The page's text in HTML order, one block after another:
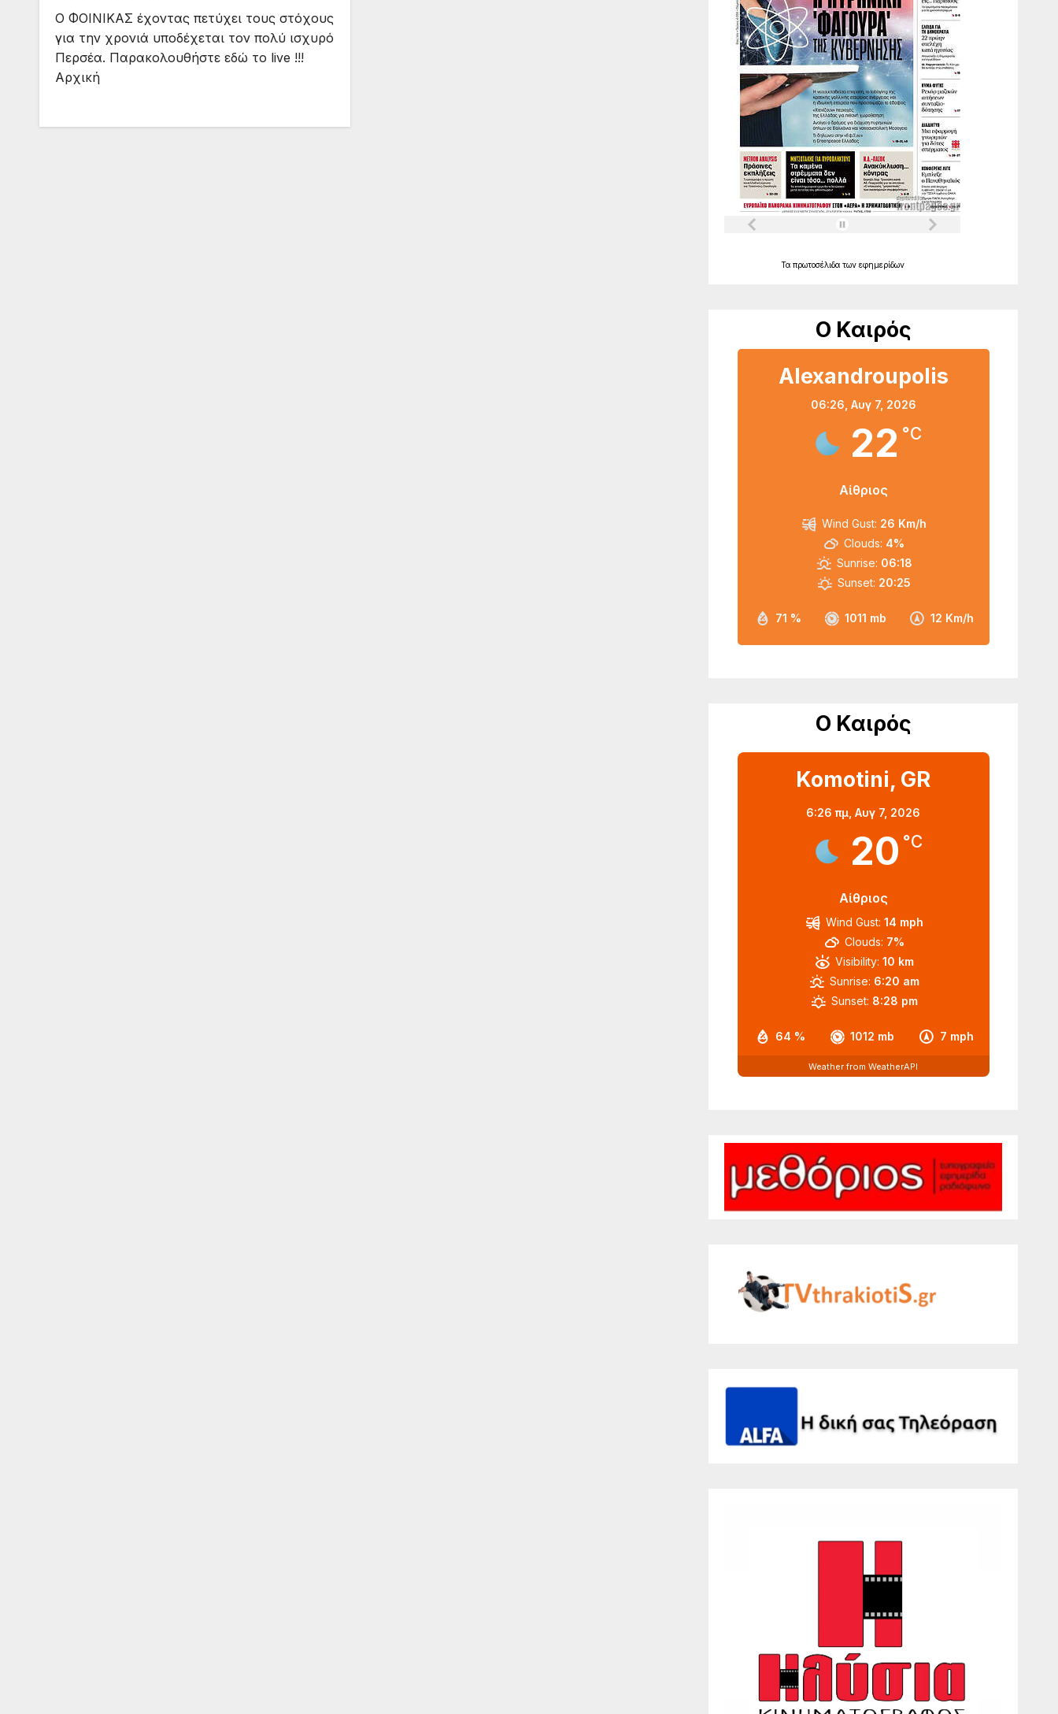
Ο ΦΟΙΝΙΚΑΣ έχοντας πετύχει τους στόχους
για την χρονιά υποδέχεται τον πολύ ισχυρό
Περσέα. Παρακολουθήστε εδώ το live !!!
Αρχική
Τα πρωτοσέλιδα των εφημερίδων
Ο Καιρός
Alexandroupolis
06:26, Αυγ 7, 2026
22 °C
Αίθριος
71 % 1011 mb 12 Km/h
Wind Gust: 26 Km/h
Clouds: 4%
Sunrise: 06:18
Sunset: 20:25
Ο Καιρός
Komotini, GR
6:26 πμ,Αυγ 7, 2026
20 °C
Αίθριος
64 % 1012 mb 7 mph
Wind Gust: 14 mph
Clouds: 7%
Visibility: 10 km
Sunrise: 6:20 am
Sunset: 8:28 pm
Weather from WeatherAPI